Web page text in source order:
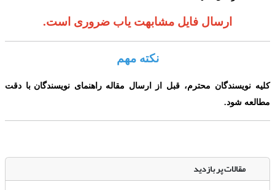
ارسال فایل مشابهت یاب ضروری است.
نکته مهم
کلیه نویسندگان محترم، قبل از ارسال مقاله راهنمای نویسندگان با دقت
مطالعه شود.
مقالات پر بازدید